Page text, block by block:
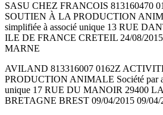
SASU CHEZ FRANCOIS 813160470
SOUTIEN À LA PRODUCTION
simplifiée à associé unique 13 RUE
ILE DE FRANCE CRETEIL 24/08/
MARNE
AVILAND 813316007 0162Z
PRODUCTION ANIMALE Société par
unique 17 RUE DU MANOIR 29400
BRETAGNE BREST 09/04/2015 09/